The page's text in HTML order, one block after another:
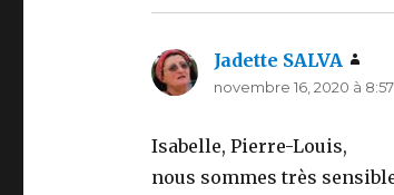
Jadette SALVA
novembre 16, 2020 à 8:57
Isabelle, Pierre-Louis,
nous sommes très